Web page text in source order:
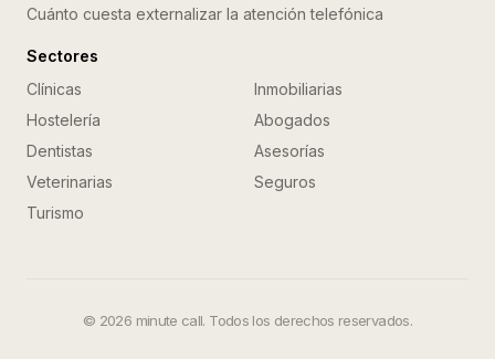
Cuánto cuesta externalizar la atención telefónica
Sectores
Clínicas
Inmobiliarias
Hostelería
Abogados
Dentistas
Asesorías
Veterinarias
Seguros
Turismo
© 2026 minute call. Todos los derechos reservados.